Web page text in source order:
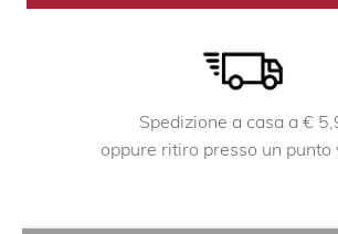
Spedizione a casa a €
oppure ritiro presso un punto